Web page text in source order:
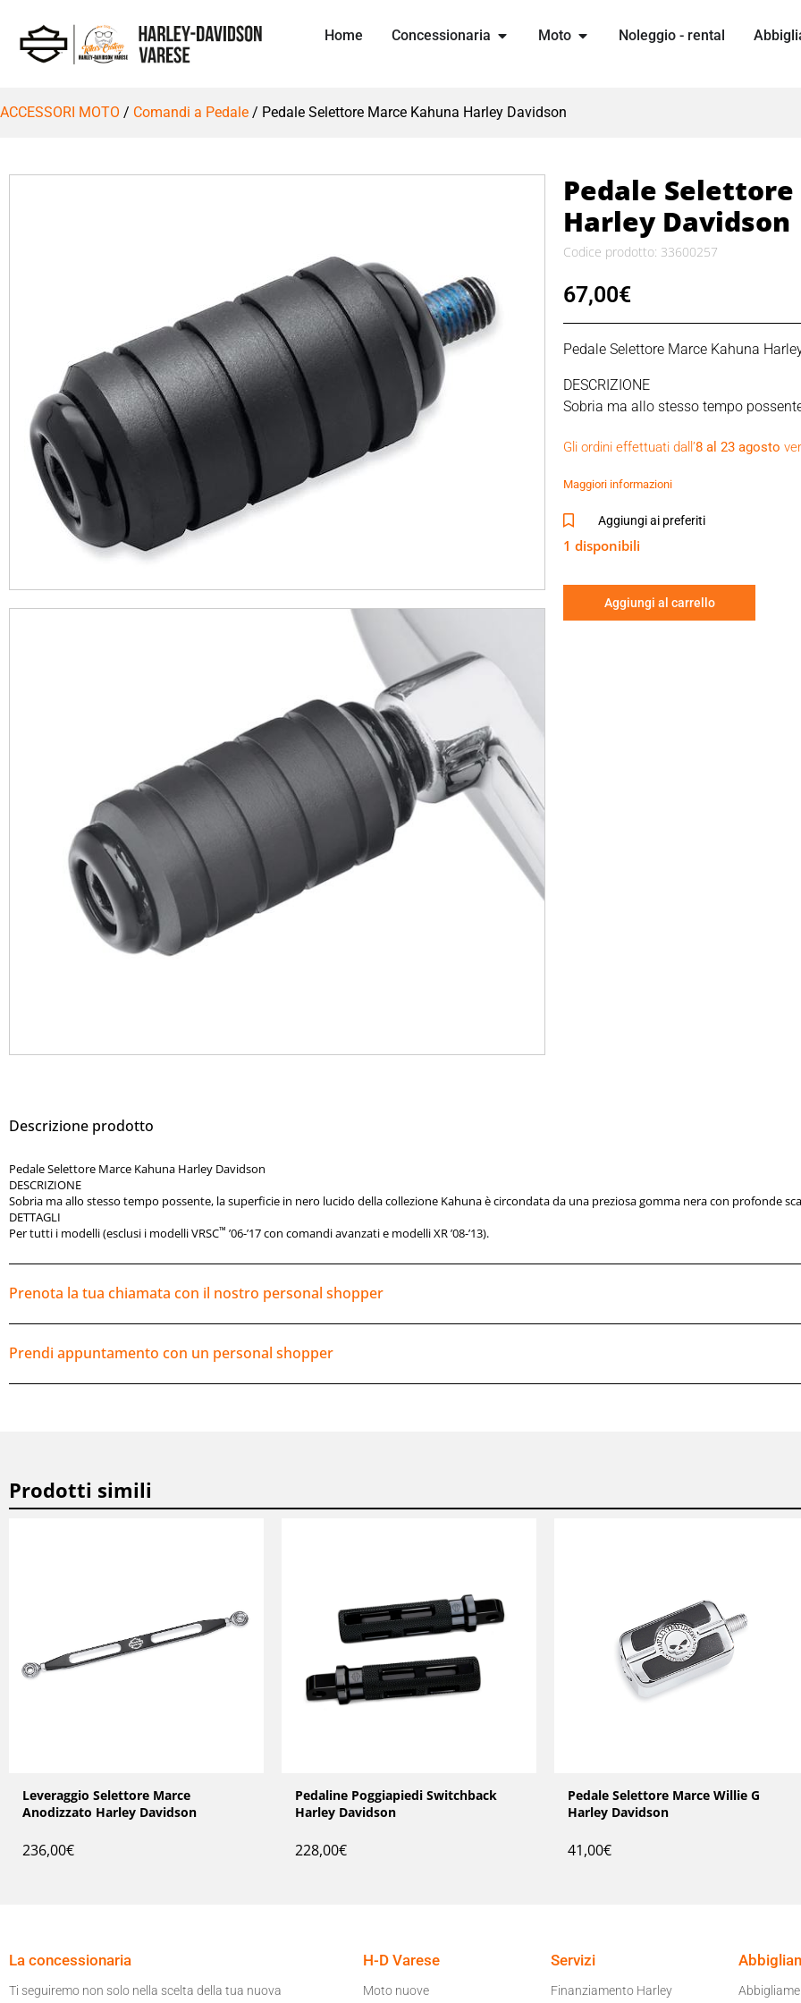
Home Concessionaria Moto Noleggio - rental
ACCESSORI MOTO / Comandi a Pedale / Pedale Selettore Marce Kahuna Harley Davidson
Pedale
Harley Davidson
Codice prodotto: 33600257
67,00€
Pedale Selettore Marce Kahuna
DESCRIZIONE
Sobria ma allo stesso tempo
offre grip e attrito nei punti giusti.
Per tutti i modelli (esclusi i modelli
XR ’08-’13).
Gli ordini effettuati dall’8 al 23 agosto
Maggiori informazioni
Aggiungi ai preferiti
1 disponibili
Aggiungi al carrello
Descrizione prodotto
Pedale Selettore Marce Kahuna Harley Davidson
DESCRIZIONE
Sobria ma allo stesso tempo possente, la superficie in nero lucido della collezione Kahuna è circondata da una preziosa gomma nera con profonde
DETTAGLI
Per tutti i modelli (esclusi i modelli VRSC™ ’06-’17 con comandi avanzati e modelli XR ’08-’13).
Prenota la tua chiamata con il nostro personal shopper
Prendi appuntamento con un personal shopper
Prodotti simili
Leveraggio Selettore Marce
Anodizzato Harley Davidson
236,00€
Pedaline Poggiapiedi Switchback
Harley Davidson
228,00€
Pedale Selettore Marce Willie G
Harley Davidson
41,00€
La concessionaria
Ti seguiremo non solo nella scelta della tua nuova
H-D Varese
Moto nuove
Servizi
Finanziamento Harley